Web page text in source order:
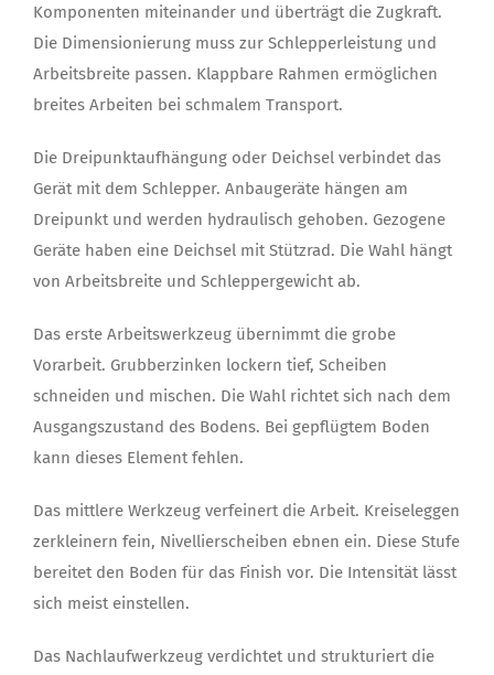
Komponenten miteinander und überträgt die Zugkraft.
Die Dimensionierung muss zur Schlepperleistung und
Arbeitsbreite passen. Klappbare Rahmen ermöglichen
breites Arbeiten bei schmalem Transport.
Die Dreipunktaufhängung oder Deichsel verbindet das
Gerät mit dem Schlepper. Anbaugeräte hängen am
Dreipunkt und werden hydraulisch gehoben. Gezogene
Geräte haben eine Deichsel mit Stützrad. Die Wahl hängt
von Arbeitsbreite und Schleppergewicht ab.
Das erste Arbeitswerkzeug übernimmt die grobe
Vorarbeit. Grubberzinken lockern tief, Scheiben
schneiden und mischen. Die Wahl richtet sich nach dem
Ausgangszustand des Bodens. Bei gepflügtem Boden
kann dieses Element fehlen.
Das mittlere Werkzeug verfeinert die Arbeit. Kreiseleggen
zerkleinern fein, Nivellierscheiben ebnen ein. Diese Stufe
bereitet den Boden für das Finish vor. Die Intensität lässt
sich meist einstellen.
Das Nachlaufwerkzeug verdichtet und strukturiert die